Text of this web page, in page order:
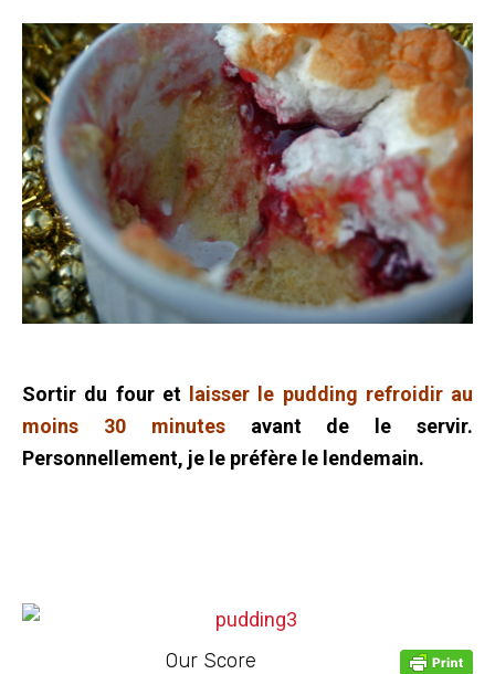
Sortir du four et laisser le pudding refroidir au
moins 30 minutesavant de le servir.
Personnellement, je le préfère le lendemain.
Our Score